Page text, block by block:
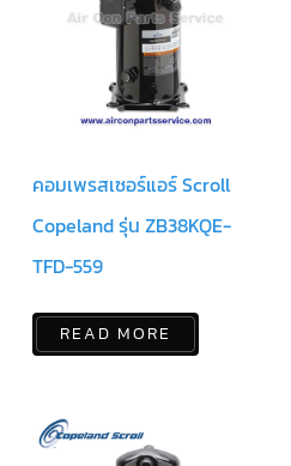
คอมเพรสเซอร์แอร์ Scroll
Copeland รุ่น ZB38KQE-
TFD-559
READ MORE